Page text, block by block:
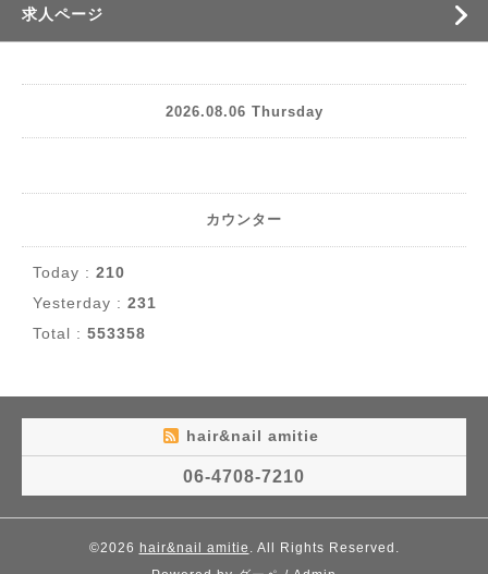
求人ページ
2026.08.06 Thursday
カウンター
Today : 210
Yesterday : 231
Total : 553358
hair&nail amitie
06-4708-7210
©2026 hair&nail amitie . All Rights Reserved.